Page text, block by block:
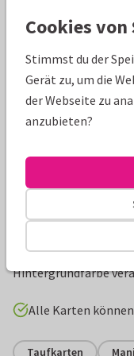
Einladungskarte zur
kann ganz nach
Hintergrundfarbe
Alle Karten
Taufkarten
Cookies von
Stimmst du der
Gerät zu, um die
der Webseite zu
anzubieten?